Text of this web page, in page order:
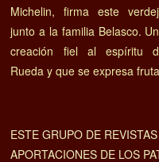
Michelin, firma este
junto a la familia Belasco.
creación fiel al espíritu
Rueda y que se expresa
ESTE GRUPO DE
APORTACIONES DE LOS